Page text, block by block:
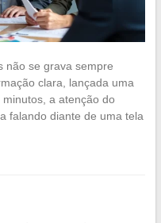
não se grava sempre
clara, lançada uma
a atenção do
falando diante de uma tela